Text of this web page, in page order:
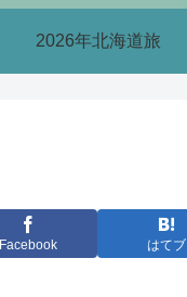
2026年北海道旅
Facebook はてブ